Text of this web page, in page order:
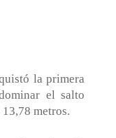
la primera
el salto
metros.